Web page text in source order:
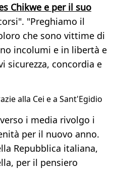
Chikwe e per il suo
"Preghiamo il
che sono vittime di
incolumi e in libertà e
sicurezza, concordia e
alla Cei e a Sant'Egidio
i media rivolgo i
per il nuovo anno.
Repubblica italiana,
per il pensiero